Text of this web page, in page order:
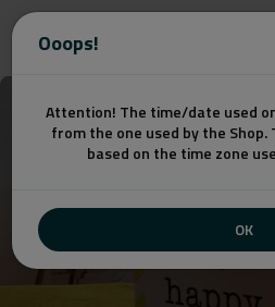
Ooops!
Attention! The time/date used
from the one used by the
based on the time zone
OK